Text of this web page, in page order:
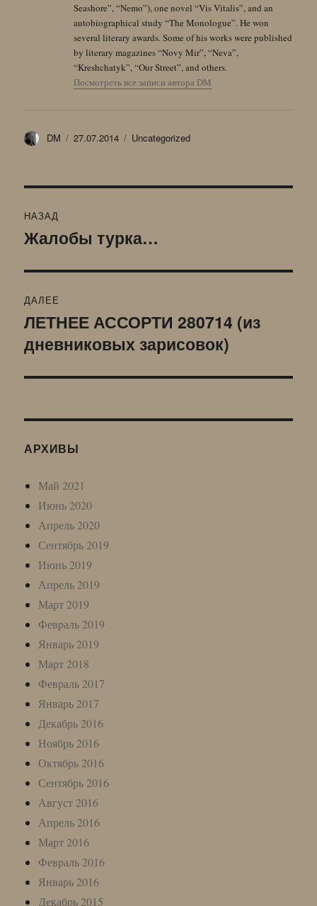
Seashore”, “Nemo”), one novel “Vis Vitalis”, and an
autobiographical study “The Monologue”. He won
several literary awards. Some of his works were published
by literary magazines “Novy Mir”, “Neva”,
“Kreshchatyk”, “Our Street”, and others.
Посмотреть все записи автора DM
Автор
DM Опубликовано
27.07.2014 Рубрики
Uncategorized
по
НАЗАД
Предыдущая
Жалобы турка…
ДАЛЕЕ
Следующая
запись:
ЛЕТНЕЕ АССОРТИ 280714 (из
дневниковых зарисовок)
АРХИВЫ
Май 2021
Июнь 2020
Апрель 2020
Сентябрь 2019
Июнь 2019
Апрель 2019
Март 2019
Февраль 2019
Январь 2019
Март 2018
Февраль 2017
Январь 2017
Декабрь 2016
Ноябрь 2016
Октябрь 2016
Сентябрь 2016
Август 2016
Апрель 2016
Март 2016
Февраль 2016
Январь 2016
Декабрь 2015